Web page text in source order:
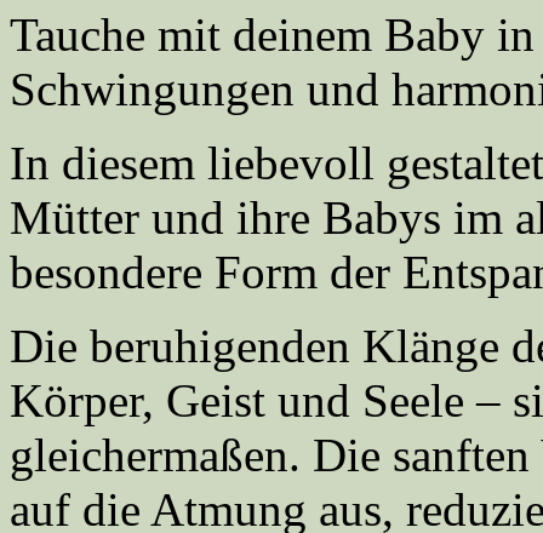
Tauche mit deinem Baby
Schwingungen und
In diesem liebevoll
Mütter und ihre Babys im
besondere Form der
Die beruhigenden Klänge
Körper, Geist und Seele –
gleichermaßen. Die
auf die Atmung aus,